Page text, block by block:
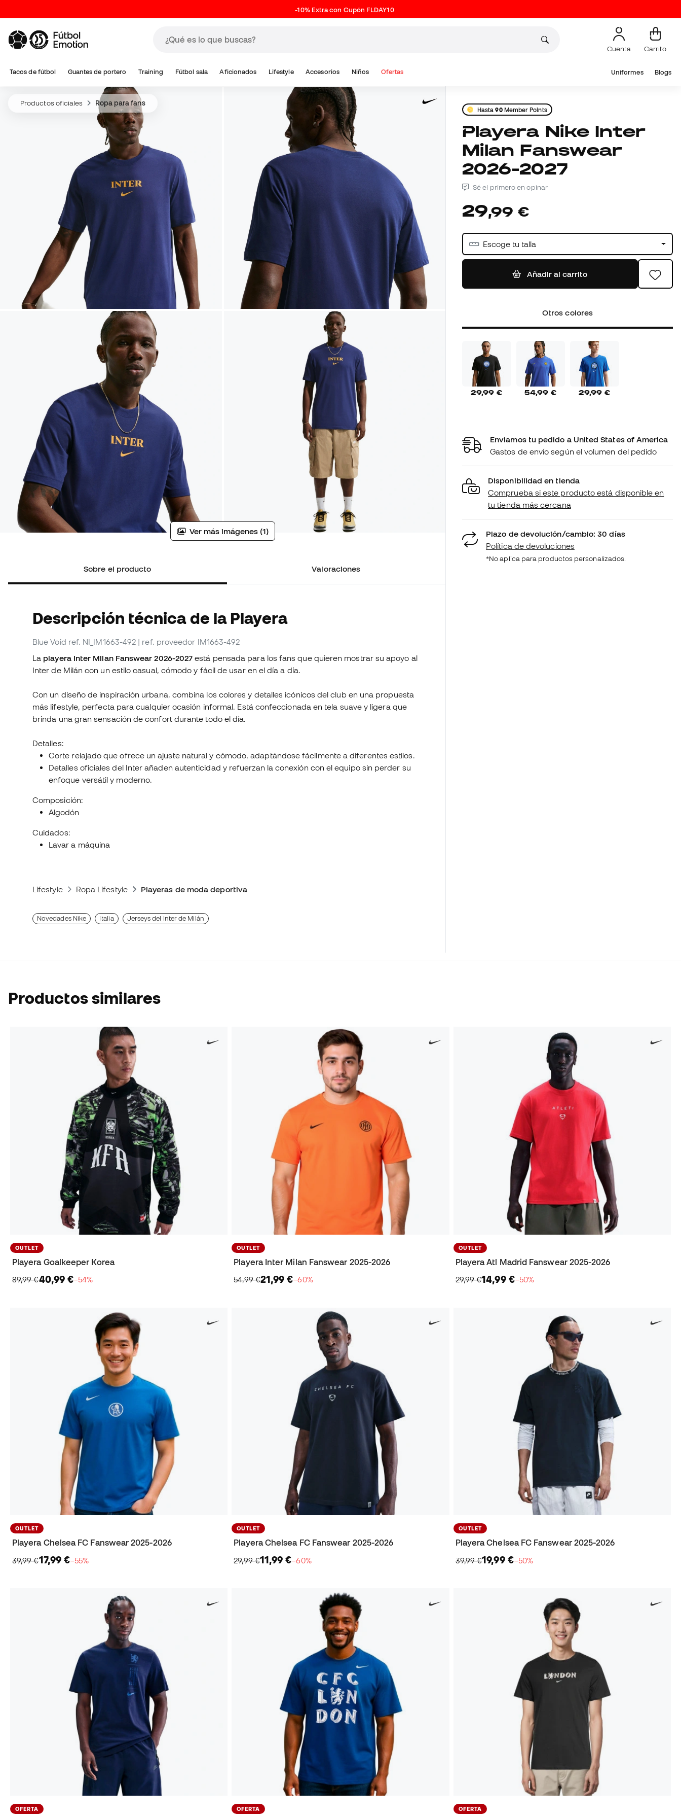
-10% Extra con Cupón FLDAY10
Cuenta Carrito
Tacos de fútbol Guantes de portero Training Fútbol sala Aficionados Lifestyle Accesorios Niños Ofertas Uniformes Blogs
Productos oficiales Ropa para fans
Ver más imágenes (1)
Sobre el producto Valoraciones
Descripción técnica de la Playera
Blue Void ref. NI_IM1663-492 | ref. proveedor IM1663-492
La playera Inter Milan Fanswear 2026-2027está pensada para los fans que quieren mostrar su apoyo al
Inter de Milán con un estilo casual, cómodo y fácil de usar en el día a día.
Con un diseño de inspiración urbana, combina los colores y detalles icónicos del club en una propuesta
más lifestyle, perfecta para cualquier ocasión informal. Está confeccionada en tela suave y ligera que
brinda una gran sensación de confort durante todo el día.
Detalles:
Corte relajado que ofrece un ajuste natural y cómodo, adaptándose fácilmente a diferentes estilos.
Detalles oficiales del Inter añaden autenticidad y refuerzan la conexión con el equipo sin perder su
enfoque versátil y moderno.
Composición:
Algodón
Cuidados:
Lavar a máquina
Lifestyle Ropa Lifestyle Playeras de moda deportiva
Novedades Nike Italia Jerseys del Inter de Milán
Hasta90Member Points
Playera Nike Inter
Milan Fanswear
2026-2027
Sé el primero en opinar
29,99 €
Escoge tu talla
Añadir al carrito
Otros colores
29,99 € 54,99 € 29,99 €
Enviamos tu pedido a United States of America
Gastos de envío según el volumen del pedido
Disponibilidad en tienda
Comprueba si este producto está disponible en
tu tienda más cercana
Plazo de devolución/cambio: 30 días
Política de devoluciones
*No aplica para productos personalizados.
Productos similares
OUTLET
Playera Goalkeeper Korea
89,99 €40,99 €−54%
OUTLET
Playera Inter Milan Fanswear 2025-2026
54,99 €21,99 €−60%
OUTLET
Playera Atl Madrid Fanswear 2025-2026
29,99 €14,99 €−50%
OUTLET
Playera Chelsea FC Fanswear 2025-2026
39,99 €17,99 €−55%
OUTLET
Playera Chelsea FC Fanswear 2025-2026
29,99 €11,99 €−60%
OUTLET
Playera Chelsea FC Fanswear 2025-2026
39,99 €19,99 €−50%
OFERTA OFERTA OFERTA